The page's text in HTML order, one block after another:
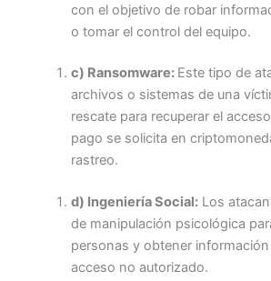
con el objetivo de robar
o tomar el control del equipo.
c) Ransomware: Este tipo de
archivos o sistemas de una
rescate para recuperar el
pago se solicita en
rastreo.
d) Ingeniería Social: Los
de manipulación psicológica
personas y obtener
acceso no autorizado.